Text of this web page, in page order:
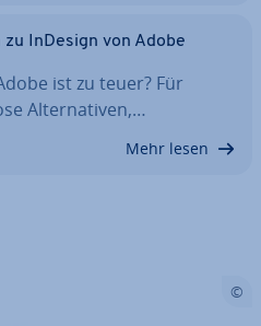
InDesign von Adobe
ist zu teuer? Für
Al­ter­na­ti­ven,…
Mehr lesen